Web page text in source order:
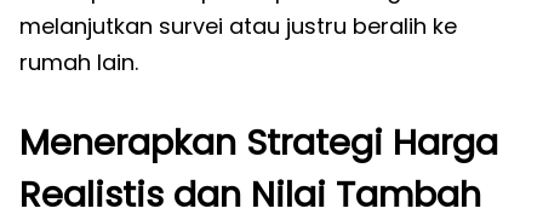
melanjutkan survei atau justru beralih ke
rumah lain.
Menerapkan Strategi Harga
Realistis dan Nilai Tambah